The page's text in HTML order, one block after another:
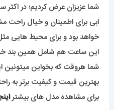
شما عزیزان عرض کردیم؛ در
ابی برای اطمینان و خیال
خواهد بود و برای محیط هایی
این ساعت هم شامل همین بند
شما هروقت که بخواین میتونین
بهترین قیمت و کیفیت برتر به
برای مشاهده مدل های بیشتر